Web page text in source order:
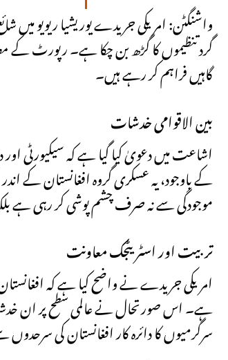
واشنگٹن: امریکی جریدے یوریشیا ریویو
گرد تنظیموں کا گڑھ بن چکا ہے۔ رپورٹ کے
گاہیں فراہم کر رہے ہیں۔
بین الاقوامی خدشات
اشاعت میں دعویٰ کیا گیا ہے کہ
کے باوجود، یہ عسکری گروہ افغانستان کے
موجودگی سے نہ صرف چشم پوشی کر رہی ہے
تربیت اور اسٹریٹجک معاونت
امریکی جریدے نے واضح کیا ہے کہ
ہے۔ اس صورتحال نے عالمی سطح پر ان خدشات
سرگرمیوں کا دائرہ کار افغانستان کی